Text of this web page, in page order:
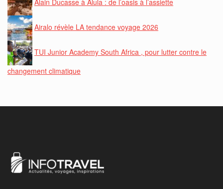
Alain Ducasse à Alula : de l’oasis à l’assiette
Airalo révèle LA tendance voyage 2026
TUI Junior Academy South Africa , pour lutter contre le
changement climatique